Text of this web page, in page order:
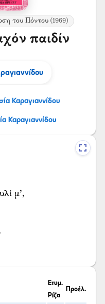
του Πόντου (1969)
παιδίν
Καραγιαννίδου
Καραγιαννίδου
μ’,
Ετυμ.
Ρίζα
Προέλ.